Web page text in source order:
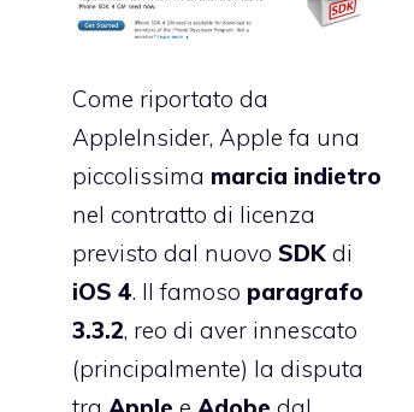
Come riportato da
AppleInsider, Apple fa una
piccolissima marcia indietro
nel contratto di licenza
previsto dal nuovoSDK di
iOS 4. Il famoso paragrafo
3.3.2, reo di aver innescato
(principalmente) la disputa